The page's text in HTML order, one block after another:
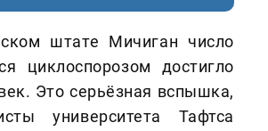
штате Мичиган число
циклоспорозом достигло
Это серьёзная вспышка,
университета Тафтса